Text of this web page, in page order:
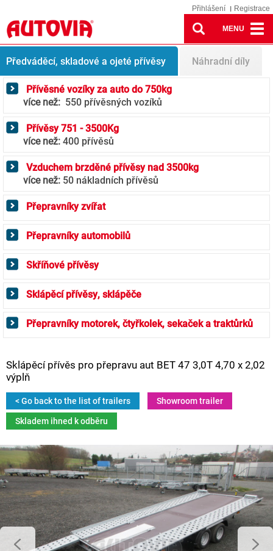
Přihlášení Registrace
MENU
Trailers
Předváděcí, skladové a ojeté přívěsy Náhradní díly
Přívěsné vozíky za auto do 750kg
více než: 550 přívěsných vozíků
Přívěsy 751 - 3500Kg
více než:400 přívěsů
Vzduchem brzděné přívěsy nad 3500kg
více než: 50 nákladních přívěsů
Přepravníky zvířat
Přepravníky automobilů
Skříňové přívěsy
Sklápěcí přívěsy, sklápěče
Přepravníky motorek, čtyřkolek, sekaček a traktůrků
Sklápěcí přívěs pro přepravu aut BET 47 3,0T 4,70 x 2,02
výplň
< Go back to the list of trailers
Showroom trailer
Skladem ihned k odběru